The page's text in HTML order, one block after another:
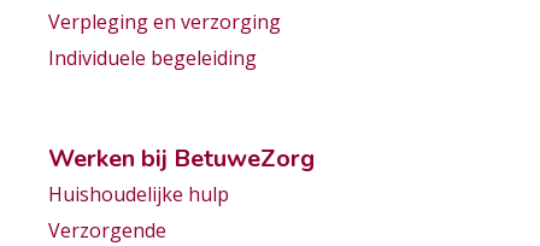
Verpleging en verzorging
Individuele begeleiding
Werken bij BetuweZorg
Huishoudelijke hulp
Verzorgende